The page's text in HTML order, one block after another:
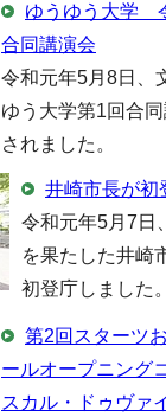
ゆうゆう大学
合同講演会
令和元年5月8日、
ゆう大学第1回合
されました。
井崎市長が初
令和元年5月7日
を果たした井崎
初登庁しました。
第2回スターツ
ールオープニング
スカル・ドゥヴァ